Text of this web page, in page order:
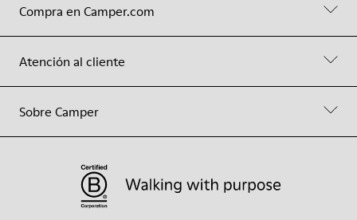
Compra en Camper.com
Atención al cliente
Sobre Camper